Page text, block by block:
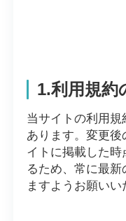
1.利用規約
当サイトの利用
あります。変更
イトに掲載した
るため、常に最
ますようお願いい